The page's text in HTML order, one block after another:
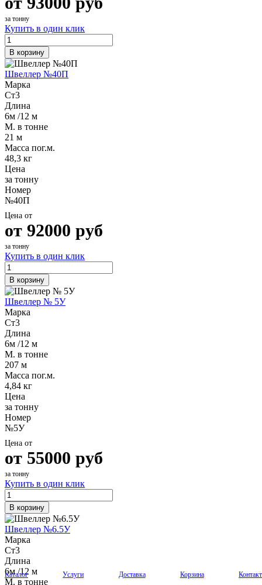
Каталог Услуги Доставка Корзина
за тонну
Купить в один клик
В корзину
Швеллер №40П
Марка
Ст3
Длина
6м /12 м
М. в тонне
21 м
Масса пог.м.
48,3 кг
Цена
за тонну
Номер
№40П
Цена от
от 92000 руб
за тонну
Купить в один клик
В корзину
Швеллер № 5У
Марка
Ст3
Длина
6м /12 м
М. в тонне
207 м
Масса пог.м.
4,84 кг
Цена
за тонну
Номер
№5У
Цена от
от 55000 руб
за тонну
Купить в один клик
В корзину
Швеллер №6.5У
Марка
Ст3
Длина
6м /12 м
М. в тонне